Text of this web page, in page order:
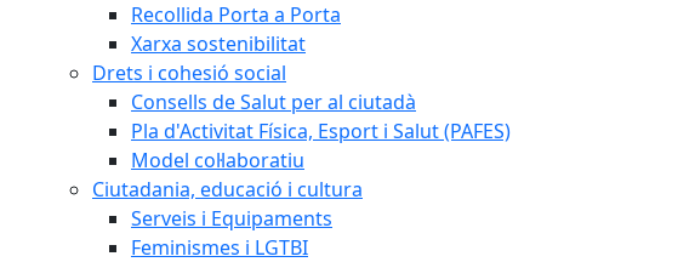
Recollida Porta a Porta
Xarxa sostenibilitat
Drets i cohesió social
Consells de Salut per al ciutadà
Pla d'Activitat Física, Esport i Salut (PAFES)
Model col·laboratiu
Ciutadania, educació i cultura
Serveis i Equipaments
Feminismes i LGTBI